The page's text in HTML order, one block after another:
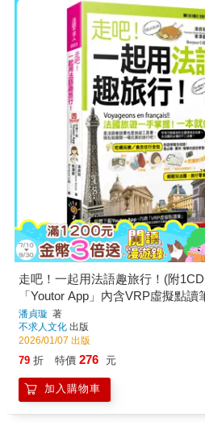
走吧！一起用法語趣旅行！(附
「Youtor App」內含VRP虛擬點讀
潘貞璇 著
不求人文化 出版
2026/01/07 出版
79 折 特價 276 元
加入購物車